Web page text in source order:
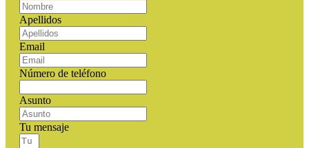
Apellidos
Email
Número de teléfono
Asunto
Tu mensaje